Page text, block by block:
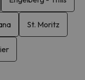
St. Moritz